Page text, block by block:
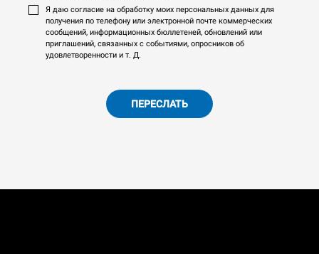
Я даю согласие на обработку моих персональных данных для
получения по телефону или электронной почте коммерческих
сообщений, информационных бюллетеней, обновлений или
приглашений, связанных с событиями, опросников об
удовлетворенности и т. Д.
ПЕРЕСЛАТЬ